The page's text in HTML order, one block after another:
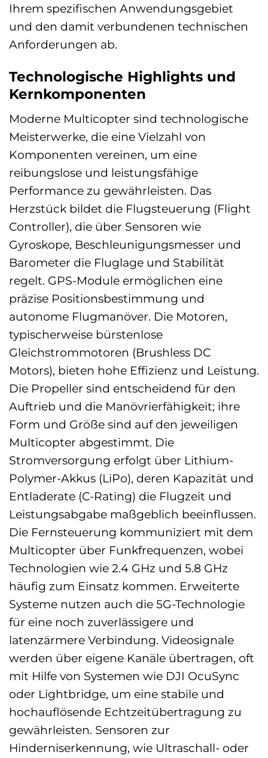
Ihrem spezifischen Anwendungsgebiet
und den damit verbundenen technischen
Anforderungen ab.
Technologische Highlights und
Kernkomponenten
Moderne Multicopter sind technologische
Meisterwerke, die eine Vielzahl von
Komponenten vereinen, um eine
reibungslose und leistungsfähige
Performance zu gewährleisten. Das
Herzstück bildet die Flugsteuerung (Flight
Controller), die über Sensoren wie
Gyroskope, Beschleunigungsmesser und
Barometer die Fluglage und Stabilität
regelt. GPS-Module ermöglichen eine
präzise Positionsbestimmung und
autonome Flugmanöver. Die Motoren,
typischerweise bürstenlose
Gleichstrommotoren (Brushless DC
Motors), bieten hohe Effizienz und Leistung.
Die Propeller sind entscheidend für den
Auftrieb und die Manövrierfähigkeit; ihre
Form und Größe sind auf den jeweiligen
Multicopter abgestimmt. Die
Stromversorgung erfolgt über Lithium-
Polymer-Akkus (LiPo), deren Kapazität und
Entladerate (C-Rating) die Flugzeit und
Leistungsabgabe maßgeblich beeinflussen.
Die Fernsteuerung kommuniziert mit dem
Multicopter über Funkfrequenzen, wobei
Technologien wie 2.4 GHz und 5.8 GHz
häufig zum Einsatz kommen. Erweiterte
Systeme nutzen auch die 5G-Technologie
für eine noch zuverlässigere und
latenzärmere Verbindung. Videosignale
werden über eigene Kanäle übertragen, oft
mit Hilfe von Systemen wie DJI OcuSync
oder Lightbridge, um eine stabile und
hochauflösende Echtzeitübertragung zu
gewährleisten. Sensoren zur
Hinderniserkennung, wie Ultraschall- oder